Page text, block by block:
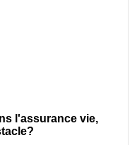
l'assurance vie,